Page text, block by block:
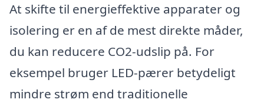
At skifte til energieffektive apparater og
isolering er en af de mest direkte måder,
du kan reducere CO2-udslip på. For
eksempel bruger LED-pærer betydeligt
mindre strøm end traditionelle